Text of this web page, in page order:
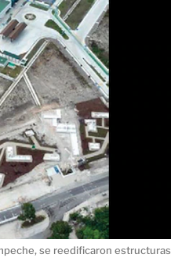
se reedificaron estructuras